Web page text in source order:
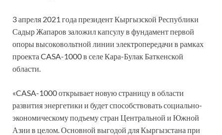
3 апреля 2021 года президент Кыргызской Республики
Садыр Жапаров заложил капсулу в фундамент первой
опоры высоковольтной линии электропередачи в рамках
проекта CASA-1000 в селе Кара-Булак Баткенской
области.
«CASA-1000 открывает новую страницу в области
развития энергетики и будет способствовать социально-
экономическому подъему стран Центральной и Южной
Азии в целом. Основной выгодой для Кыргызстана при